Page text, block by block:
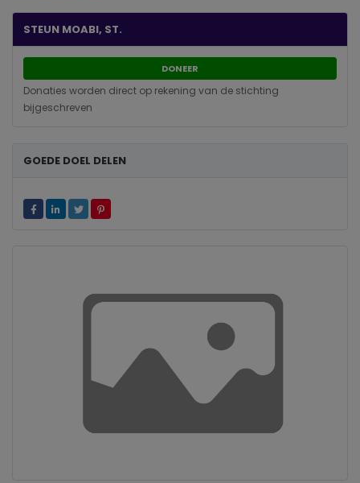
STEUN MOABI, ST.
DONEER
Donaties worden direct op rekening van de stichting
bijgeschreven
GOEDE DOEL DELEN